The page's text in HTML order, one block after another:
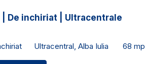
De inchiriat | Ultracentrale
Ultracentral, Alba Iulia 68 mp